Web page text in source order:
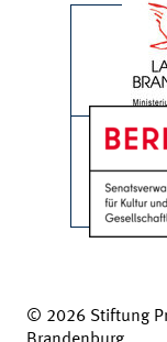
© 2026 Stiftung